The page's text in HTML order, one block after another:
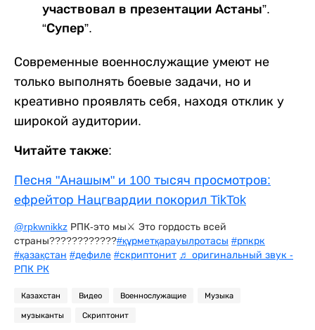
участвовал в презентации Астаны”.
“Супер”.
Современные военнослужащие умеют не
только выполнять боевые задачи, но и
креативно проявлять себя, находя отклик у
широкой аудитории.
Читайте также:
Песня "Анашым" и 100 тысяч просмотров:
ефрейтор Нацгвардии покорил TikTok
@rpkwnikkz РПК-это мы⚔️ Это гордость всей
страны????????????#құрметқарауылротасы #рпкрк
#қазақстан #дефиле #скриптонит ♬ оригинальный звук -
РПК РК
Казахстан Видео Военнослужащие Музыка
музыканты Скриптонит